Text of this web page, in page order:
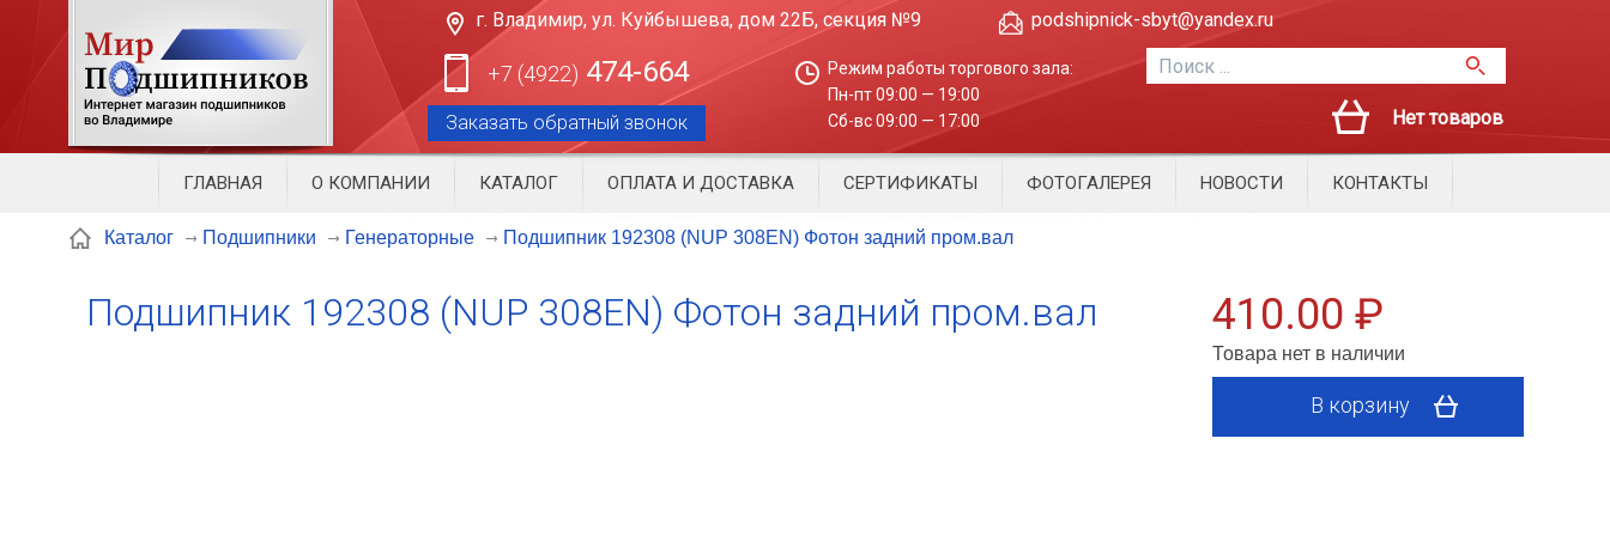
podshipnick-sbyt@yandex.ru
г. Владимир, ул. Куйбышева, дом 22Б, секция №9
+7 (4922) 474-664
Режим работы торгового зала:
Пн-пт 09:00 — 19:00
Сб-вс 09:00 — 17:00
Заказать обратный звонок Нет товаров
ГЛАВНАЯ О КОМПАНИИ КАТАЛОГ ОПЛАТА И ДОСТАВКА СЕРТИФИКАТЫ ФОТОГАЛЕРЕЯ НОВОСТИ КОНТАКТЫ
Каталог Подшипники Генераторные Подшипник 192308 (NUP 308EN) Фотон задний пром.вал
Подшипник 192308 (NUP 308EN) Фотон задний пром.вал 410.00 ₽
Товара нет в наличии
В корзину